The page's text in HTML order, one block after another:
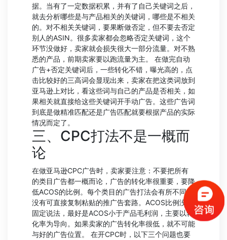
据。当有了一定数据积累，并有了自己关键词之后，
就去分析哪些是与产品相关的关键词，哪些是不相关
的。对不相关关键词，要果断做否定，但不要去否定
别人的ASIN。很多卖家都会忽略否定关键词，这个
环节没做好，卖家就会损失很大一部分流量。对不熟
悉的产品，前期卖家要以跑流量为主。 在做完自动
广告+否定关键词后，一些转化不错，曝光高的，点
击比较好的三高词会显现出来，卖家在把这类词放到
亚马逊上对比，看这些词与自己的产品是否相关，如
果相关就直接给这些关键词开手动广告。这些广告词
到底是做精准匹配还是广告匹配就要根据产品的实际
情况而定了。
三、CPC打法不是一概而
论
在做亚马逊CPC广告时，卖家要注意：不要把所有
的类目广告都一概而论，广告的转化率很重要，要降
低ACOS的比例。每个类目的广告打法会有所不同，
没有可直接复制粘贴的推广告套路。ACOS比例没有
固定说法，最好是ACOS小于产品毛利润，主要以转
化率为导向。如果卖家的广告转化率很低，就不可能
与好的广告位置。 在开CPC时，以下三个问题也要